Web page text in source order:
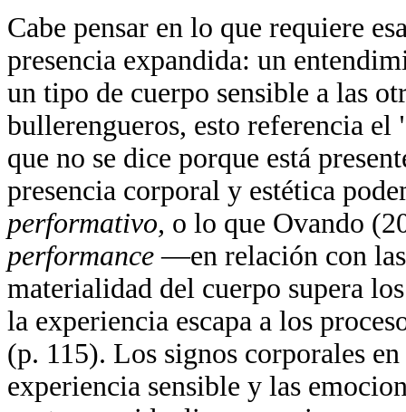
Cabe pensar en lo que requiere
presencia expandida: un
un tipo de cuerpo sensible a las
bullerengueros, esto referencia
que no se dice porque está
presencia corporal y estética
performativo, o lo que Ovando
performance—en relación con
materialidad del cuerpo supera
la experiencia escapa a los
(p. 115). Los signos corporales
experiencia sensible y las